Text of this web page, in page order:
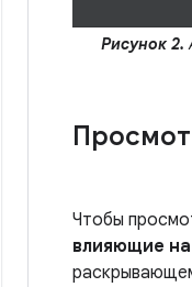
Рисунок 2.
Чтобы
влияющие